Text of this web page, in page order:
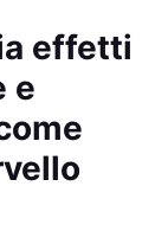
effetti
e